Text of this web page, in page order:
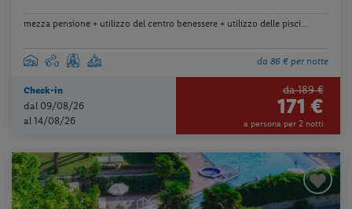
mezza pensione + utilizzo del centro benessere + utilizzo delle pisci...
da 86 € per notte
Check-in
dal 09/08/26
al 14/08/26
da 189 €
171 €
a persona per 2 notti